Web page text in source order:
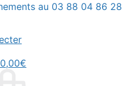
au 03 88 04 86 28
0,00€